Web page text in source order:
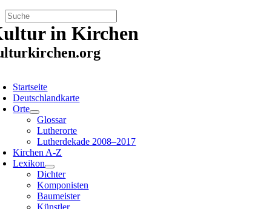
Zum
Inhalt
springen
in Kirchen
Startseite
Deutschlandkarte
Orte
Glossar
Lutherorte
Lutherdekade 2008–2017
Kirchen A-Z
Lexikon
Dichter
Komponisten
Baumeister
Künstler